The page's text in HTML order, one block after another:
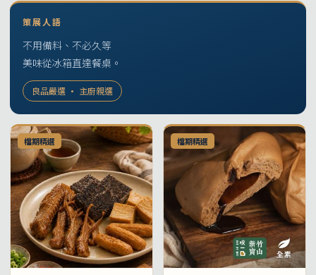
策展人語
不用備料、不必久等
美味從冰箱直達餐桌。
良品嚴選 · 主廚親選
檔期精選 檔期精選